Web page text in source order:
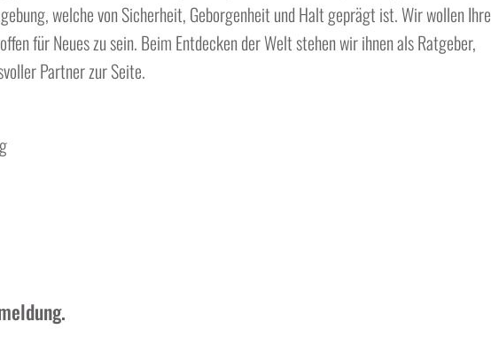
welche von Sicherheit, Geborgenheit und Halt geprägt ist. Wir wollen Ihre
für Neues zu sein. Beim Entdecken der Welt stehen wir ihnen als Ratgeber,
Partner zur Seite.